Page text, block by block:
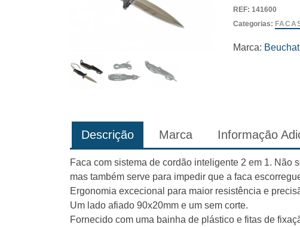
REF:141600
Categorias:
Marca: Beuchat
Descrição Marca Informação
Faca com sistema de cordão inteligente 2 em 1. Não
mas também serve para impedir que a faca
Ergonomia excecional para maior resistência e
Um lado afiado 90x20mm e um sem corte.
Fornecido com uma bainha de plástico e fitas de